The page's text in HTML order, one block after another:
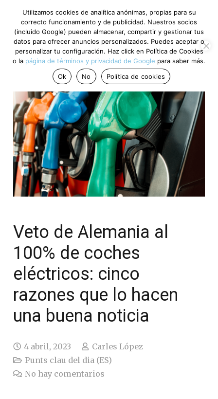
Veto de Alemania al
100% de coches
eléctricos: cinco
razones que lo hacen
una buena noticia
4 abril, 2023
Carles López
Punts clau del dia (ES)
No hay comentarios
Utilizamos cookies de analítica anónimas, propias para su
correcto funcionamiento y de publicidad. Nuestros socios
(incluido Google) pueden almacenar, compartir y gestionar tus
datos para ofrecer anuncios personalizados. Puedes aceptar o
personalizar tu configuración. Haz click en Política de Cookies
o la página de términos y privacidad de Google para saber más.
Ok
No Política de cookies